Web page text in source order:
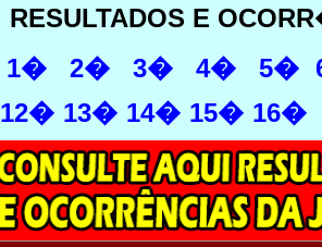
RESULTADOS E
1�
2� 3� 4� 5�
12� 13� 14� 15� 16�